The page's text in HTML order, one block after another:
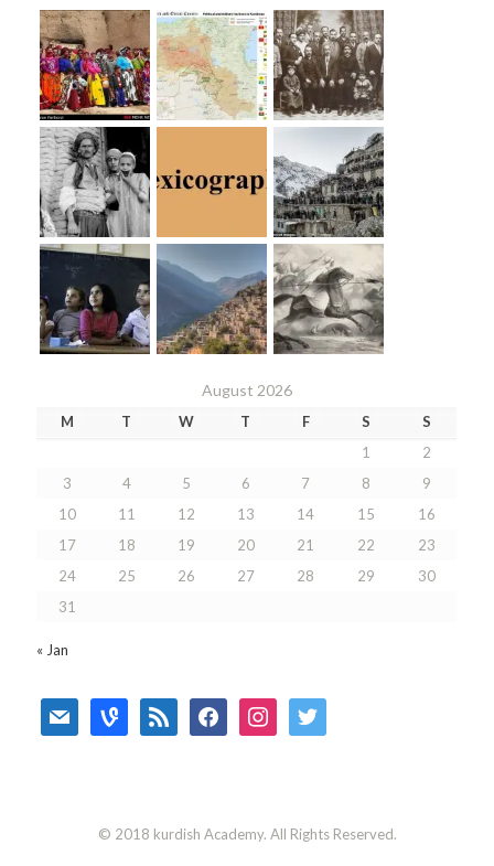
August 2026
M T W T F S
S
1
2
3
4 5 6 7 8
9
10
11 12 13 14 15
16
17
18 19 20 21 22
23
24
25 26 27 28 29
30
31
« Jan
mail vine rss facebookinstagramtwitter
© 2018 kurdish Academy. All Rights Reserved.